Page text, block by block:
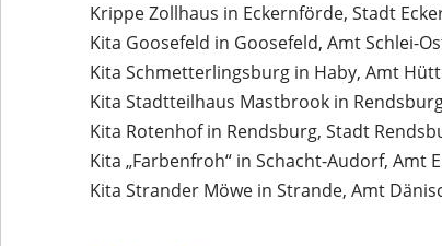
Krippe Zollhaus in Eckernförde, Stadt
Kita Goosefeld in Goosefeld, Amt Schlei-
Kita Schmetterlingsburg in Haby, Amt
Kita Stadtteilhaus Mastbrook in
Kita Rotenhof in Rendsburg, Stadt
Kita „Farbenfroh“ in Schacht-Audorf, Amt
Kita Strander Möwe in Strande, Amt